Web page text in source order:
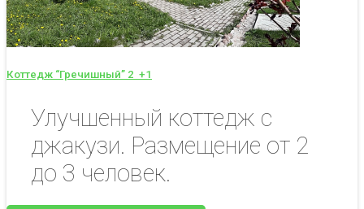
Коттедж “Гречишный” 2 +1
Улучшенный коттедж с
джакузи. Размещение от 2
до 3 человек.